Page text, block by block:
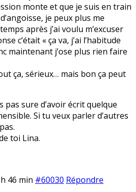
monte et que je suis en train
je peux plus me
après j’ai voulu m’excuser
c’était « ça va, j’ai l’habitude
maintenant j’ose plus rien faire
ça, sérieux… mais bon ça peut
pas sure d’avoir écrit quelque
Si tu veux parler d’autres
toi Lina.
46 min #60030 Répondre